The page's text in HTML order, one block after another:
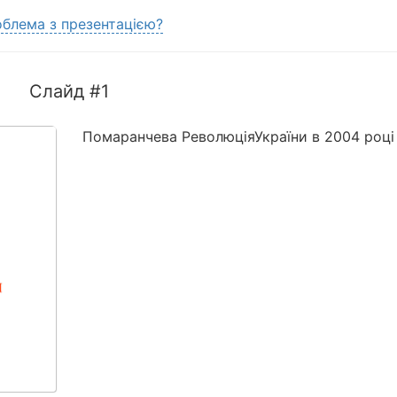
з презентацією?
Слайд #1
Помаранчева РеволюціяУкраїни в 2004 році